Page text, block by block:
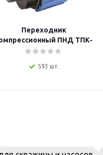
Переходник
ПНД ТПК-
АКВА, 25 мм x наружная
593 шт.